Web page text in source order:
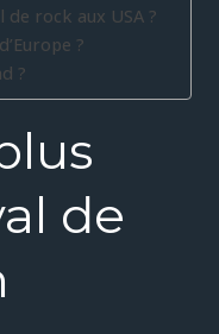
rock aux USA ?
?
?
de